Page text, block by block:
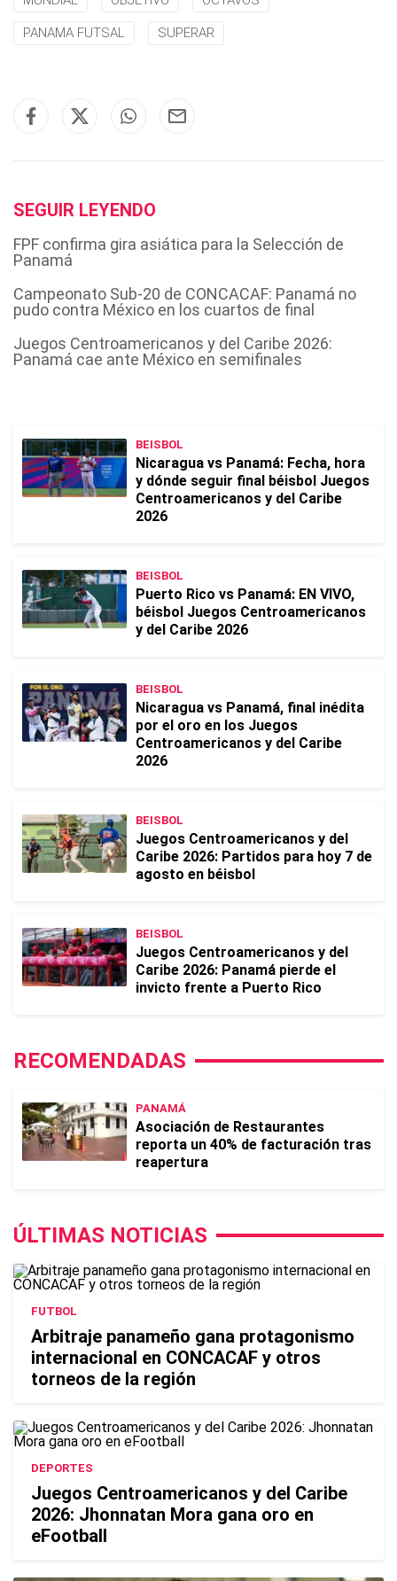
PANAMA FUTSAL SUPERAR
SEGUIR LEYENDO
FPF confirma gira asiática para la Selección de
Panamá
Campeonato Sub-20 de CONCACAF: Panamá no
pudo contra México en los cuartos de final
Juegos Centroamericanos y del Caribe 2026:
Panamá cae ante México en semifinales
BEISBOL
Nicaragua vs Panamá: Fecha, hora
y dónde seguir final béisbol Juegos
Centroamericanos y del Caribe
2026
BEISBOL
Puerto Rico vs Panamá: EN VIVO,
béisbol Juegos Centroamericanos
y del Caribe 2026
BEISBOL
Nicaragua vs Panamá, final inédita
por el oro en los Juegos
Centroamericanos y del Caribe
2026
BEISBOL
Juegos Centroamericanos y del
Caribe 2026: Partidos para hoy 7 de
agosto en béisbol
BEISBOL
Juegos Centroamericanos y del
Caribe 2026: Panamá pierde el
invicto frente a Puerto Rico
RECOMENDADAS
PANAMÁ
Asociación de Restaurantes
reporta un 40% de facturación tras
reapertura
ÚLTIMAS NOTICIAS
FUTBOL
Arbitraje panameño gana protagonismo
internacional en CONCACAF y otros
torneos de la región
DEPORTES
Juegos Centroamericanos y del Caribe
2026: Jhonnatan Mora gana oro en
eFootball